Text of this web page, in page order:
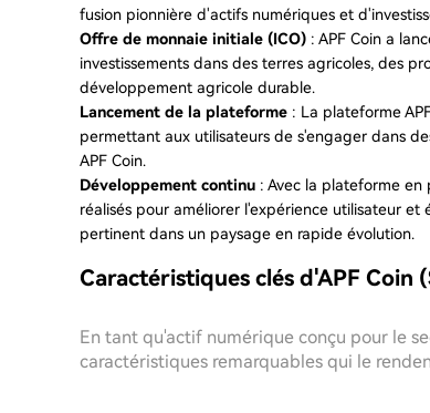
fusion pionnière d'actifs numériques et
Offre de monnaie initiale (ICO) : APF Coin a
investissements dans des terres agricoles, des
développement agricole durable.
Lancement de la plateforme : La plateforme
permettant aux utilisateurs de s'engager dans
APF Coin.
Développement continu : Avec la plateforme en
réalisés pour améliorer l'expérience utilisateur et
pertinent dans un paysage en rapide évolution.
Caractéristiques clés d'APF Coin
En tant qu'actif numérique conçu pour le
caractéristiques remarquables qui le